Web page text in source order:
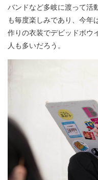
バンドなど多岐に渡って活
も毎度楽しみであり、今年
作りの衣装でデビッドボウ
人も多いだろう。